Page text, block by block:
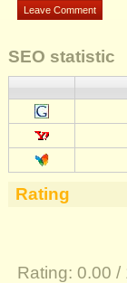
SEO statistic
Rating
Rating: 0.00 /